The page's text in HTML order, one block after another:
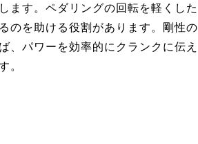
ます。ペダリングの回転を軽くした
のを助ける役割があります。剛性の
、パワーを効率的にクランクに伝え
。